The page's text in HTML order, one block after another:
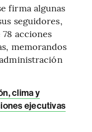
firma algunas
seguidores,
acciones
memorandos
clima y
ejecutivas